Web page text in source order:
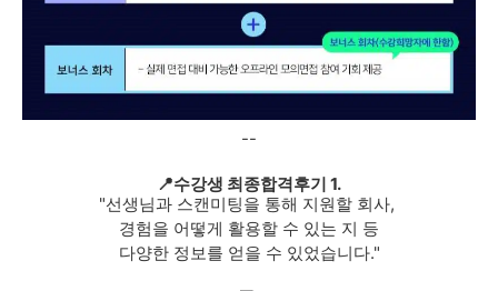
--
📍수강생 최종합격후기 1.
"선생님과 스캔미팅을 통해 지원할 회사,
경험을 어떻게 활용할 수 있는 지 등
다양한 정보를 얻을 수 있었습니다."